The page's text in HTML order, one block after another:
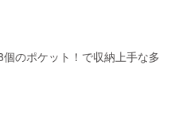
のポケット！で収納上手な多